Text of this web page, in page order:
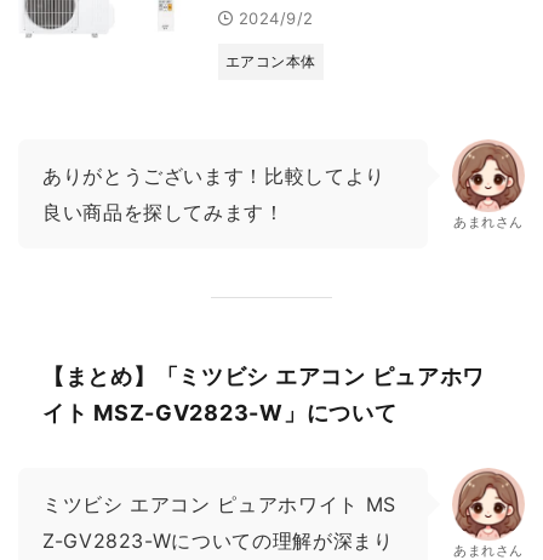
2024/9/2
エアコン本体
ありがとうございます！比較してより
良い商品を探してみます！
あまれさん
【まとめ】「ミツビシ エアコン ピュアホワ
イト MSZ-GV2823-W」について
ミツビシ エアコン ピュアホワイト MS
Z-GV2823-Wについての理解が深まり
あまれさん